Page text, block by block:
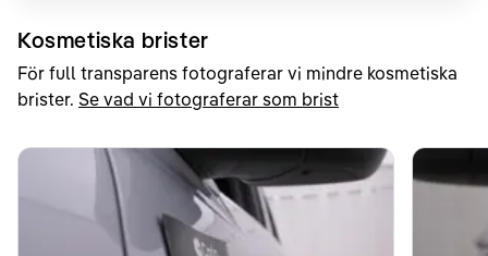
Kosmetiska brister
För full transparens fotograferar vi mindre kosmetiska
brister. Se vad vi fotograferar som brist